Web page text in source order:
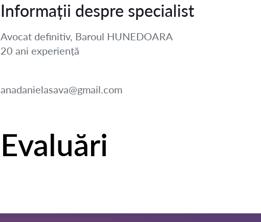
Informații despre specialist
Avocat definitiv, Baroul HUNEDOARA
20 ani experiență
anadanielasava@gmail.com
Evaluări